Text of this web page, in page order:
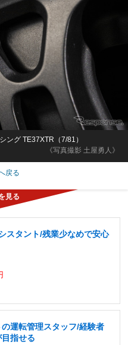
《写真撮影 土屋勇人》
ング TE37XTR（7/81）
戻る
スタント/残業少なめで安心
運転管理スタッフ/経験者
指せる